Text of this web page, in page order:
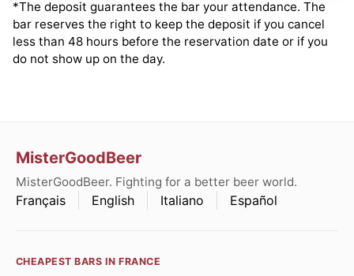
*The deposit guarantees the bar your attendance. The
bar reserves the right to keep the deposit if you cancel
less than 48 hours before the reservation date or if you
do not show up on the day.
MisterGoodBeer
MisterGoodBeer. Fighting for a better beer world.
Français English Italiano Español
CHEAPEST BARS IN FRANCE